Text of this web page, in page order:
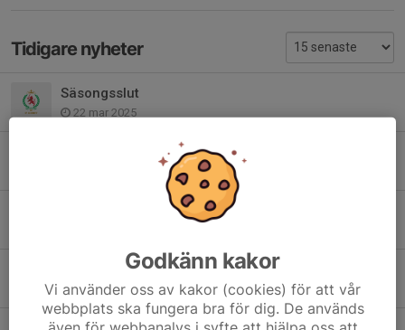
Tidigare nyheter
Säsongsslut
22 mar 2025
Borttappad klubba
Föräldrarmöte 1/3
OBS Inställd träning OBS
16 jan 2025
Godkänn kakor
Vi använder oss av kakor (cookies) för att vår
webbplats ska fungera bra för dig. De används